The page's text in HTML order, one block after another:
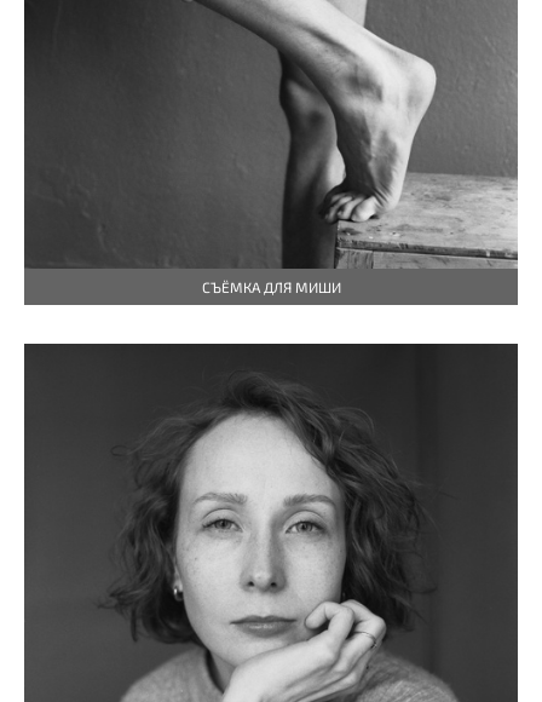
СЪЁМКА ДЛЯ МИШИ